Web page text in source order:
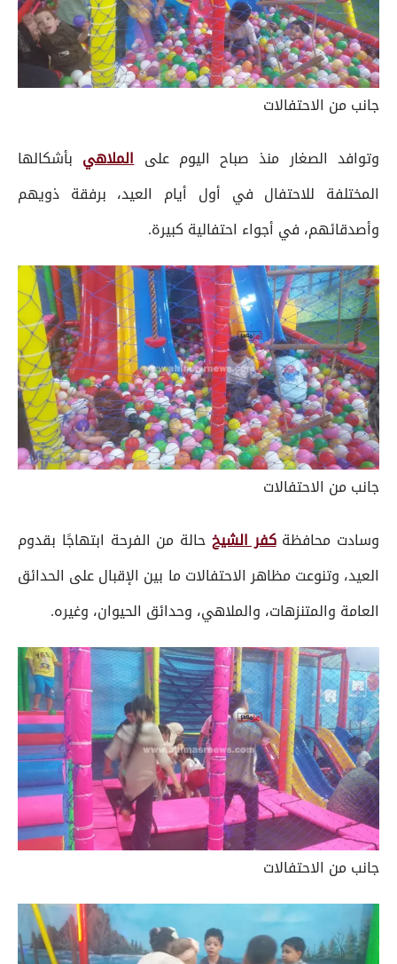
جانب من الاحتفالات
وتوافد الصغار منذ صباح اليوم علىالملاهي بأشكالها
المختلفة للاحتفال في أول أيام العيد، برفقة ذويهم
وأصدقائهم، في أجواء احتفالية كبيرة.
جانب من الاحتفالات
وسادت محافظةكفر الشيخ حالة من الفرحة ابتهاجًا بقدوم
العيد، وتنوعت مظاهر الاحتفالات ما بين الإقبال على الحدائق
العامة والمتنزهات، والملاهي، وحدائق الحيوان، وغيره.
جانب من الاحتفالات